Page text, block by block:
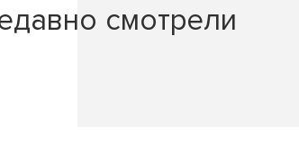
смотрели